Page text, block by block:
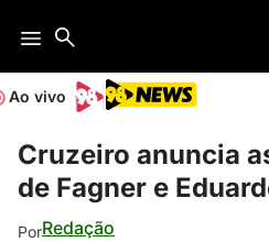
Ao vivo
Cruzeiro anuncia
de Fagner e
PorRedação